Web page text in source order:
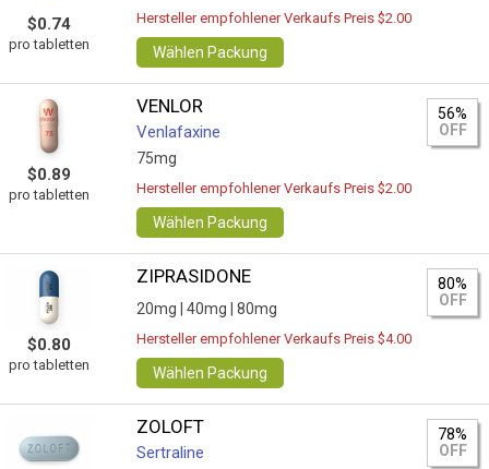
$0.74
pro tabletten
Hersteller empfohlener Verkaufs Preis $2.00
Wählen Packung
$0.89
pro tabletten
VENLOR
Venlafaxine
75mg
56%
OFF
Hersteller empfohlener Verkaufs Preis $2.00
Wählen Packung
$0.80
pro tabletten
ZIPRASIDONE
20mg | 40mg | 80mg
80%
OFF
Hersteller empfohlener Verkaufs Preis $4.00
Wählen Packung
ZOLOFT
Sertraline
78%
OFF